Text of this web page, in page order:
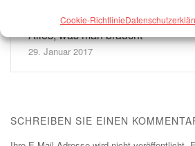
Cookie-Richtlinie
Alles, was man braucht
29. Januar 2017
SCHREIBEN SIE EINEN